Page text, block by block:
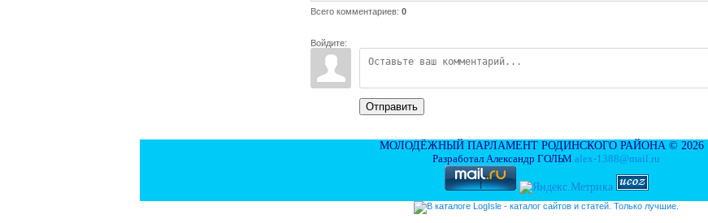
Всего комментариев: 0
Войдите:
Отправить
МОЛОДЁЖНЫЙ ПАРЛАМЕНТ РОДИНСКОГО РАЙОНА © 2026
Разработал Александр ГОЛЬМ alex-1388@mail.ru